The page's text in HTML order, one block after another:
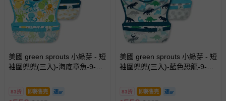
美國 green sprouts 小綠芽 - 短
袖圍兜兜(三入)-海底章魚-9-18
83折 即將售完
美國 green sprouts 小綠芽 - 短
袖圍兜兜(三入)-藍色恐龍-9-18
83折 即將售完